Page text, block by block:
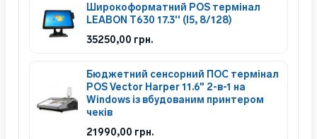
Широкоформатний POS термінал
LEABON T630 17.3'' (I5, 8/128)
35250,00 грн.
Бюджетний сенсорний ПОС термінал
POS Vector Harper 11.6" 2-в-1 на
Windows із вбудованим принтером
чеків
21990,00 грн.